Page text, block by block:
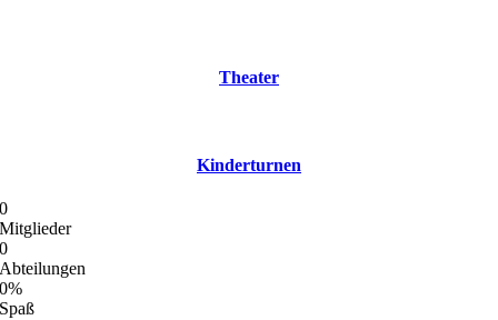
Theater
Kinderturnen
0
Mitglieder
0
Abteilungen
0%
Spaß